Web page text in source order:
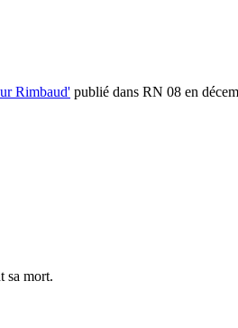
Rimbaud' publié dans RN 08 en
sa mort.